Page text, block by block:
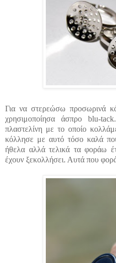
Για να στερεώσω προσωρινά
χρησιμοποίησα άσπρο blu-
πλαστελίνη με το οποίο
κόλλησε με αυτό τόσο καλά
ήθελα αλλά τελικά τα φοράω
έχουν ξεκολλήσει. Αυτά που